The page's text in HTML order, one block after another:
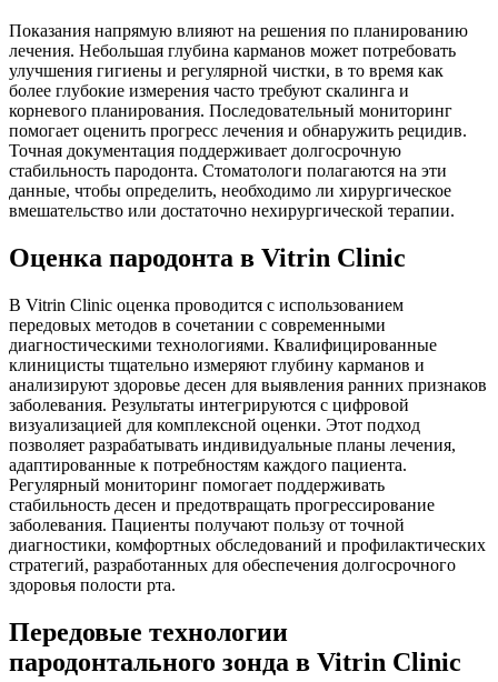
Показания напрямую влияют на решения по планированию
лечения. Небольшая глубина карманов может потребовать
улучшения гигиены и регулярной чистки, в то время как
более глубокие измерения часто требуют скалинга и
корневого планирования. Последовательный мониторинг
помогает оценить прогресс лечения и обнаружить рецидив.
Точная документация поддерживает долгосрочную
стабильность пародонта. Стоматологи полагаются на эти
данные, чтобы определить, необходимо ли хирургическое
вмешательство или достаточно нехирургической терапии.
Оценка пародонта в Vitrin Clinic
В Vitrin Clinic оценка проводится с использованием
передовых методов в сочетании с современными
диагностическими технологиями. Квалифицированные
клиницисты тщательно измеряют глубину карманов и
анализируют здоровье десен для выявления ранних признаков
заболевания. Результаты интегрируются с цифровой
визуализацией для комплексной оценки. Этот подход
позволяет разрабатывать индивидуальные планы лечения,
адаптированные к потребностям каждого пациента.
Регулярный мониторинг помогает поддерживать
стабильность десен и предотвращать прогрессирование
заболевания. Пациенты получают пользу от точной
диагностики, комфортных обследований и профилактических
стратегий, разработанных для обеспечения долгосрочного
здоровья полости рта.
Передовые технологии
пародонтального зонда в Vitrin Clinic